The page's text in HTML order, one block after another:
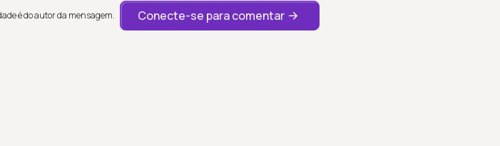
é do autor da mensagem. Conecte-se para comentar